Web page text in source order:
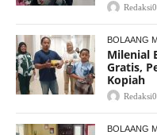
BOLAANG
Milenial
Gratis,
Kopiah
BOLAANG